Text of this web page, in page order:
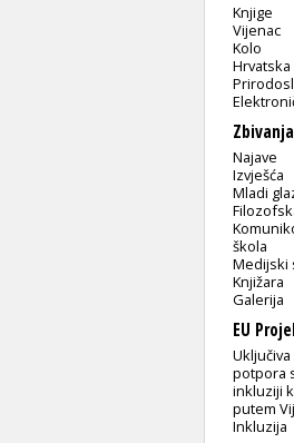
Knjige
Vijenac
Kolo
Hrvatska
Zbivanja
Najave
Izvješća
Mladi
škola
Medijski
Knjižara
Galerija
EU
potpora
inkluziji
putem
Inkluzija